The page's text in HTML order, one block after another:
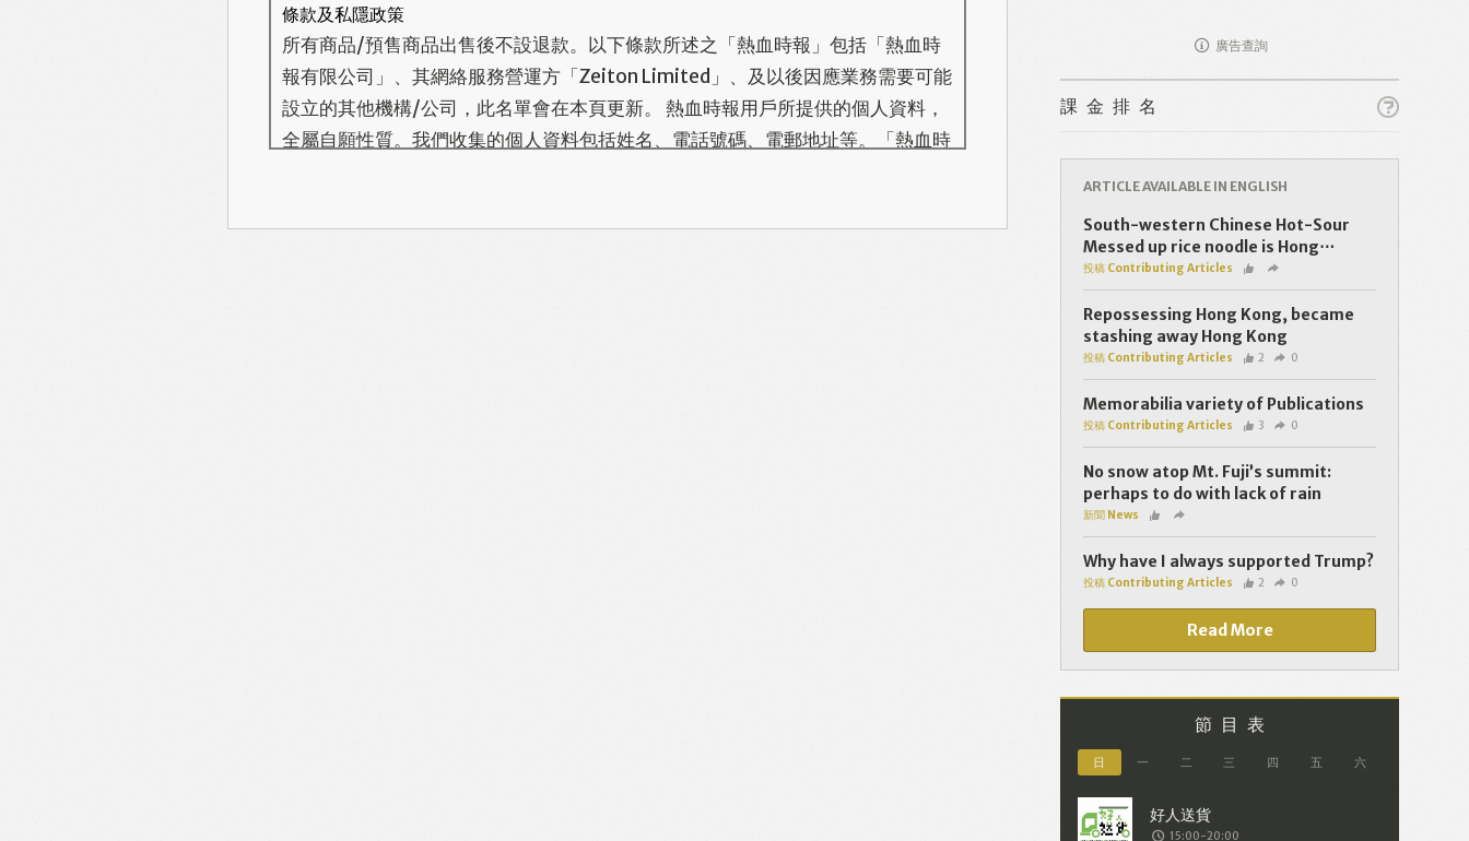
條款及私隱政策
所有商品/預售商品出售後不設退款。以下條款所述之「熱血時報」包括「熱血時
報有限公司」、其網絡服務營運方「Zeiton Limited」、及以後因應業務需要可能
設立的其他機構/公司，此名單會在本頁更新。 熱血時報用戶所提供的個人資料，
全屬自願性質。我們收集的個人資料包括姓名、電話號碼、電郵地址等。「熱血時
內容之增減，恕不另行通知。 熱血時報可以將你的個人資料與從商業夥伴或其他
廣告查詢
課金排名
ARTICLE AVAILABLE IN ENGLISH
South-western Chinese Hot-Sour
Messed up rice noodle is Hong⋯
投稿 Contributing Articles
Repossessing Hong Kong, became
stashing away Hong Kong
投稿 Contributing Articles 2 0
Memorabilia variety of Publications
投稿 Contributing Articles 3 0
No snow atop Mt. Fuji’s summit:
perhaps to do with lack of rain
新聞 News
Why have I always supported Trump?
投稿 Contributing Articles 2 0
Read More
節目表
日 一 二 三 四 五 六
15:00-20:00